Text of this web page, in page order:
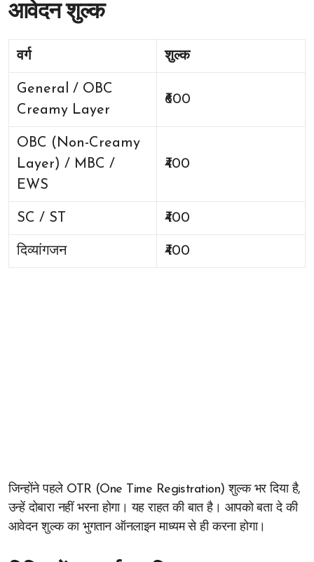
आवेदन शुल्क
वर्ग शुल्क
General / OBC
Creamy Layer
₹600
OBC (Non-Creamy
Layer) / MBC /
EWS
₹400
SC / ST ₹400
दिव्यांगजन ₹400
जिन्होंने पहले OTR (One Time Registration) शुल्क भर दिया है,
उन्हें दोबारा नहीं भरना होगा। यह राहत की बात है। आपको बता दे की
आवेदन शुल्क का भुगतान ऑनलाइन माध्यम से ही करना होगा।